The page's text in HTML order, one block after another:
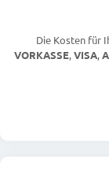
Die Kosten für
VORKASSE,VISA,